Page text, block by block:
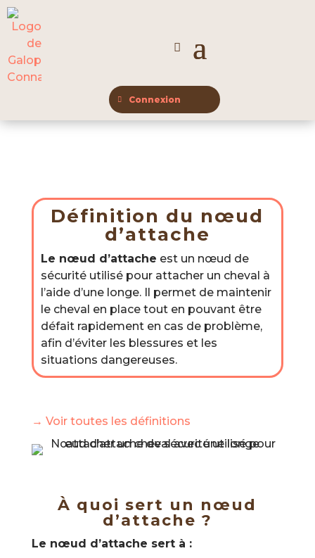
Connexion
Définition du nœud
d’attache
Le nœud d’attache est un nœud de
sécurité utilisé pour attacher un cheval à
l’aide d’une longe. Il permet de maintenir
le cheval en place tout en pouvant être
défait rapidement en cas de problème,
afin d’éviter les blessures et les
situations dangereuses.
→ Voir toutes les définitions
À quoi sert un nœud
d’attache ?
Le nœud d’attache sert à :